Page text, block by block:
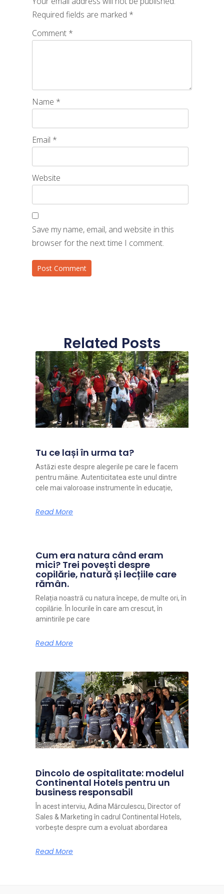
Required fields are marked *
Comment *
Name *
Email *
Website
Save my name, email, and website in this
browser for the next time I comment.
Related Posts
Tu ce lași în urma ta?
Astăzi este despre alegerile pe care le facem
pentru mâine. Autenticitatea este unul dintre
cele mai valoroase instrumente în educație,
Read More
Cum era natura când eram
mici? Trei povești despre
copilărie, natură și lecțiile care
rămân.
Relația noastră cu natura începe, de multe ori, în
copilărie. În locurile în care am crescut, în
amintirile pe care
Read More
Dincolo de ospitalitate: modelul
Continental Hotels pentru un
business responsabil
În acest interviu, Adina Mărculescu, Director of
Sales & Marketing în cadrul Continental Hotels,
vorbește despre cum a evoluat abordarea
Read More